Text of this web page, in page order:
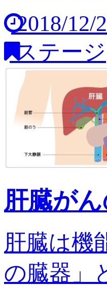
2018/12/
ステージ
肝臓が
肝臓は機
の臓器」